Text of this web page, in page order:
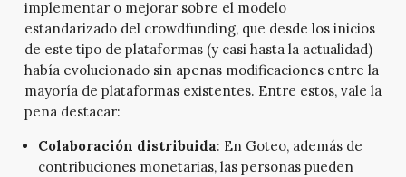
implementar o mejorar sobre el modelo
estandarizado del crowdfunding, que desde los inicios
de este tipo de plataformas (y casi hasta la actualidad)
había evolucionado sin apenas modificaciones entre la
mayoría de plataformas existentes. Entre estos, vale la
pena destacar:
Colaboración distribuida: En Goteo, además de
contribuciones monetarias, las personas pueden